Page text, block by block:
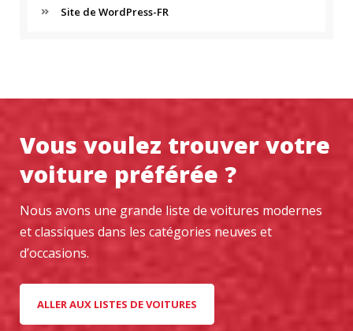
Site de WordPress-FR
Vous voulez trouver votre
voiture préférée ?
Nous avons une grande liste de voitures modernes
et classiques dans les catégories neuves et
d’occasions.
ALLER AUX LISTES DE VOITURES